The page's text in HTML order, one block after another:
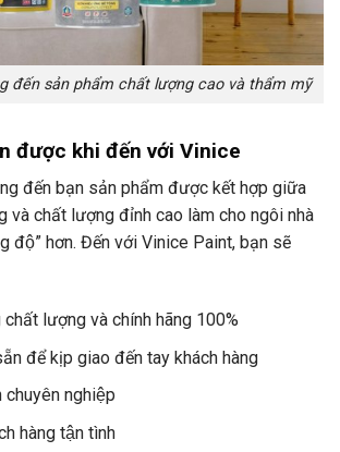
đến sản phẩm chất lượng cao và thẩm mỹ
được khi đến với Vinice
đến bạn sản phẩm được kết hợp giữa
và chất lượng đỉnh cao làm cho ngôi nhà
độ” hơn. Đến với Vinice Paint, bạn sẽ
lượng và chính hãng 100%
để kịp giao đến tay khách hàng
nghiệp
hàng tận tình